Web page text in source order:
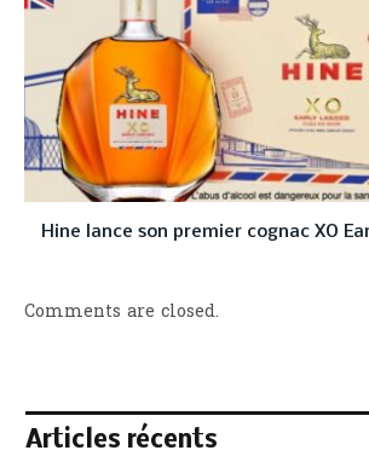
Hine lance son premier cognac XO
Comments are closed.
Articles récents